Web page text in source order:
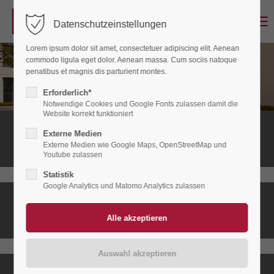
Login
Benutzername
Passwort
Anmelden
Register|Lost your password?
Support
Lorem ipsum dolor sit amet:
Stationäres
Hospiz
Ambulanter
Datenschutzeinstellungen
Lorem ipsum dolor sit amet, consectetuer adipiscing elit. Aenean
commodo ligula eget dolor. Aenean massa. Cum sociis natoque
penatibus et magnis dis parturient montes.
Erforderlich*
Notwendige Cookies und Google Fonts zulassen damit die
Website korrekt funktioniert
Externe Medien
Externe Medien wie Google Maps, OpenStreetMap und
Youtube zulassen
Statistik
Google Analytics und Matomo Analytics zulassen